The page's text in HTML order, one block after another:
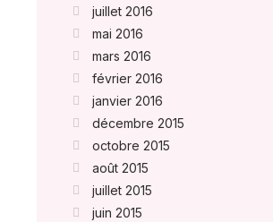
juillet 2016
mai 2016
mars 2016
février 2016
janvier 2016
décembre 2015
octobre 2015
août 2015
juillet 2015
juin 2015